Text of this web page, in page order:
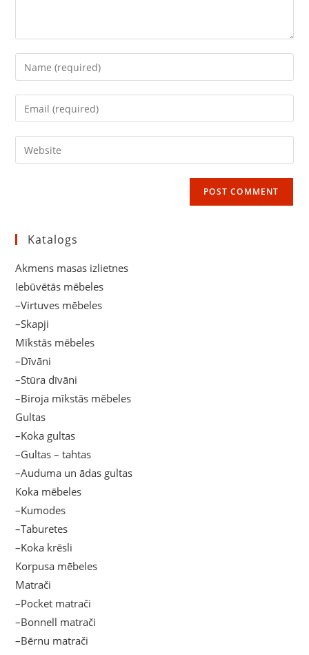
Enter
your
name
comment
Enter
your
email
address
Enter
your
Katalogs
Akmens masas izlietnes
Iebūvētās mēbeles
–Virtuves mēbeles
–Skapji
Mīkstās mēbeles
–Dīvāni
–Stūra dīvāni
–Biroja mīkstās mēbeles
Gultas
–Koka gultas
–Gultas – tahtas
–Auduma un ādas gultas
Koka mēbeles
–Kumodes
–Taburetes
–Koka krēsli
Korpusa mēbeles
Matrači
–Pocket matrači
–Bonnell matrači
–Bērnu matrači